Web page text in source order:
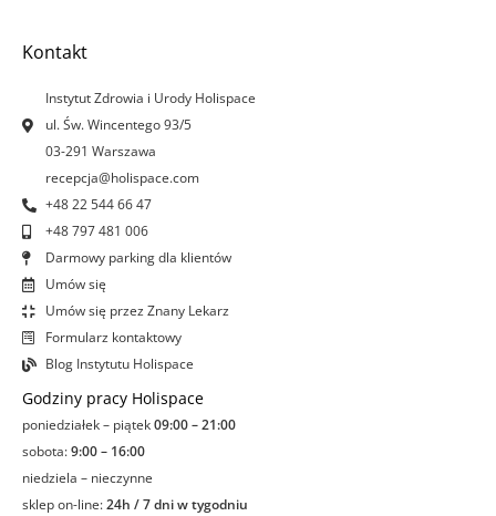
k
-
f
a
Kontakt
Instytut Zdrowia i Urody Holispace
ul. Św. Wincentego 93/5
03-291 Warszawa
recepcja@holispace.com
+48 22 544 66 47
+48 797 481 006
Darmowy parking dla klientów
Umów się
Umów się przez Znany Lekarz
Formularz kontaktowy
Blog Instytutu Holispace
Godziny pracy Holispace
poniedziałek – piątek09:00 – 21:00
sobota:9:00 – 16:00
niedziela – nieczynne
sklep on-line:24h / 7 dni w tygodniu